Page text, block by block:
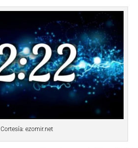
Cortesía: ezomir.net